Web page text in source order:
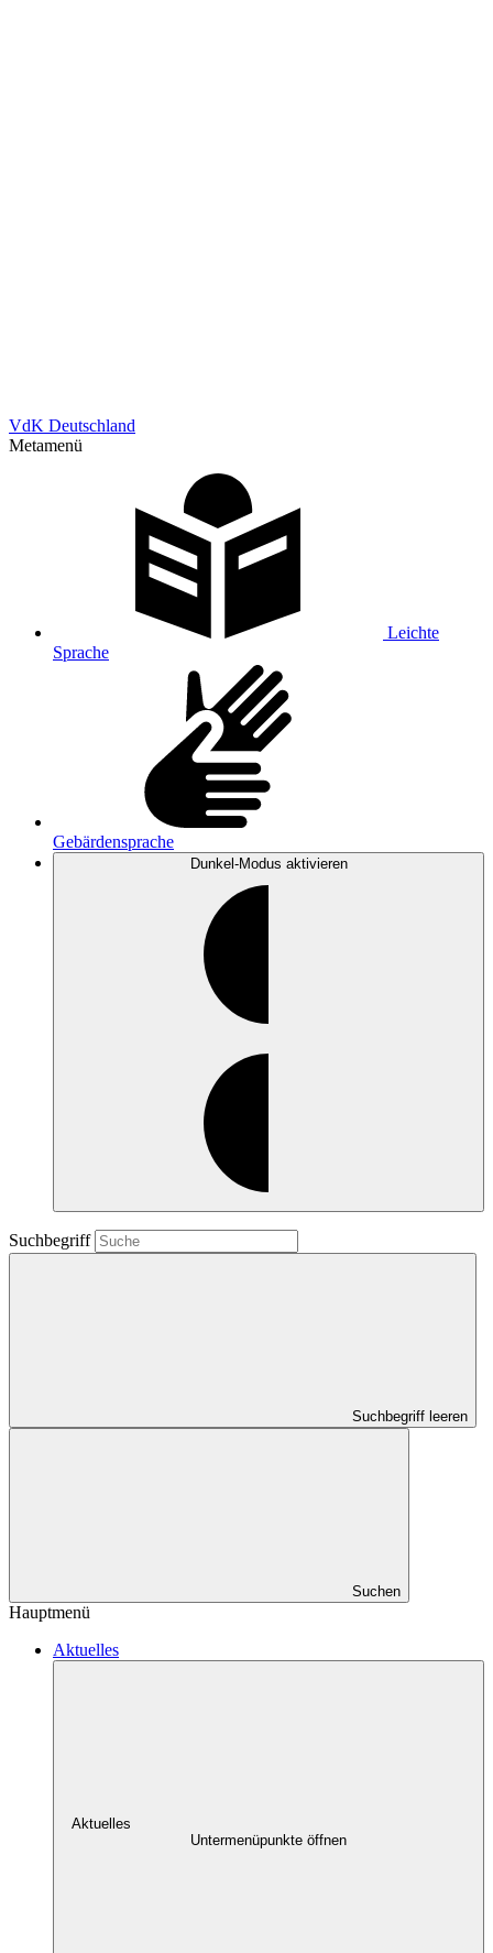
VdK Deutschland
Metamenü
Leichte
Sprache
Gebärdensprache
Dunkel-Modus aktivieren
Suchbegriff
Suchbegriff leeren
Suchen
Hauptmenü
Aktuelles
Aktuelles
Untermenüpunkte öffnen